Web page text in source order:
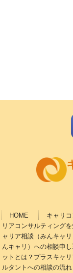
HOME
キャリ
リアコンサルティング
ャリア相談（みんキャ
んキャリ）への相談申
ットとは？プラスキャ
ルタントへの相談の流れ